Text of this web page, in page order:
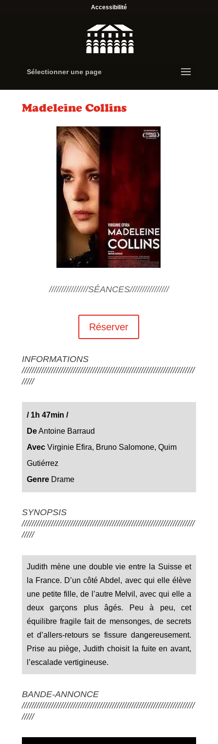
Accessibilité
Sélectionner une page
Madeleine Collins
////////////////SÉANCES////////////////
Réserver
INFORMATIONS
///////////////////////////////////////////////////////////////////////
/////
/1h 47min /
DeAntoine Barraud
AvecVirginie Efira, Bruno Salomone, Quim
Gutiérrez
Genre Drame
SYNOPSIS
///////////////////////////////////////////////////////////////////////
/////
Judith mène une double vie entre la Suisse et
la France. D’un côté Abdel, avec qui elle élève
une petite fille, de l’autre Melvil, avec qui elle a
deux garçons plus âgés. Peu à peu, cet
équilibre fragile fait de mensonges, de secrets
et d’allers-retours se fissure dangereusement.
Prise au piège, Judith choisit la fuite en avant,
l’escalade vertigineuse.
BANDE-ANNONCE
///////////////////////////////////////////////////////////////////////
/////